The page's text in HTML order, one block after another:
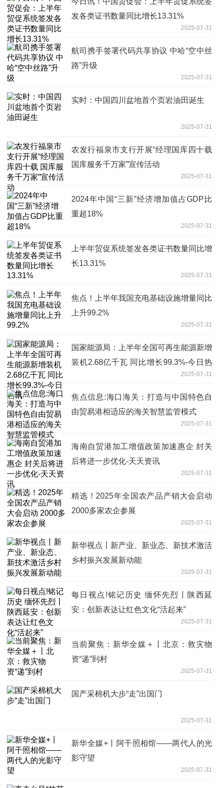
发各类证书数量同比增长13.31%
2025-07-31
航司携手签署代码共享协议 中哈“空中丝
路”升级
2025-07-31
实时：中国四川盆地首个页岩油田诞生
2025-07-31
农发行福泉市支行开展“经理国库四十载
国库服务千万家”宣传活动
2025-07-31
2024年中国“三新”经济增加值占GDP比
重超18%
2025-07-31
上半年贸促系统签发各类证书数量同比增
长13.31%
2025-07-31
焦点！上半年我国充电基础设施增量同比
上升99.2%
2025-07-31
国家能源局：上半年全国可再生能源新增
装机2.68亿千瓦 同比增长99.3%-今日热
2025-07-31
焦点信息:海口海关：打造与中国特色自
由贸易港相适应的海关智慧监管模式
2025-07-31
海南自贸港加工增值政策加速惠企 封关
后将进一步优化-天天资讯
2025-07-31
精选！2025年全国农产品产销大会启动
2000多家农企参展
2025-07-31
新华视点丨新产业、新业态、新技术激活
乡村振兴发展新动能
2025-07-31
每日视点!铭记历史 缅怀先烈丨陕西延
安：创新表达让红色文化“活起来”
2025-07-31
当前聚焦：新华全媒＋丨北京：救灾物
资“递”到村
2025-07-31
国产采棉机大步“走”出国门
2025-07-31
新华全媒+丨阿干照相馆——两代人的光
影守望
2025-07-31